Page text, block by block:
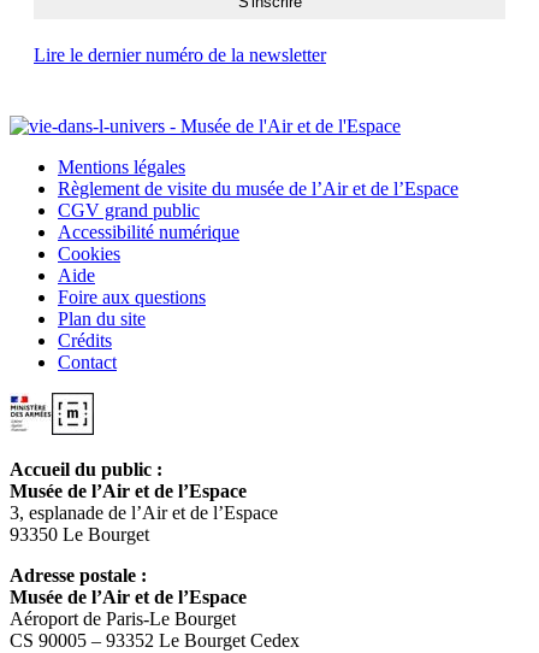
Lire le dernier numéro de la newsletter
Mentions légales
Règlement de visite du musée de l’Air et de l’Espace
CGV grand public
Accessibilité numérique
Cookies
Aide
Foire aux questions
Plan du site
Crédits
Contact
Accueil du public :
Musée de l’Air et de l’Espace
3, esplanade de l’Air et de l’Espace
93350 Le Bourget
Adresse postale :
Musée de l’Air et de l’Espace
Aéroport de Paris-Le Bourget
CS 90005 – 93352 Le Bourget Cedex